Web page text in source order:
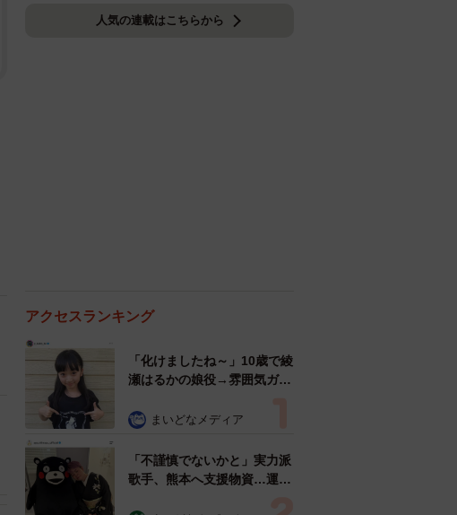
人気の連載はこちらから
アクセスランキング
「化けましたね～」10歳で綾
瀬はるかの娘役→雰囲気ガラ
雰囲気が」「宝塚に入れそ
まいどなメディア
「不謹慎でないかと」実力派
歌手、熊本へ支援物資…運搬